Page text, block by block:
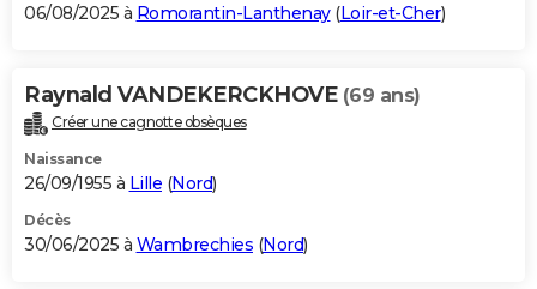
S'inscrire
Se connecter
Lycées
Collèges
Primaires
Universités
Entreprises
Service militaire
Avis de recherche
AVIS DE DÉCÈS
Bricolage
Lifestyle
Culture
Sport
Auto
Television
Voyage
Cinema
06/08/2025 à Romorantin-Lanthenay(Loir-et-Cher)
Raynald VANDEKERCKHOVE (69 ans)
Créer une cagnotte obsèques
Naissance
26/09/1955 à Lille (Nord)
Décès
30/06/2025 à Wambrechies (Nord)